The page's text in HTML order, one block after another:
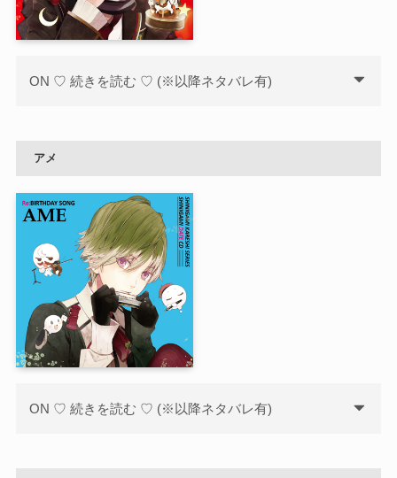
ON ♡ 続きを読む ♡ (※以降ネタバレ有)
アメ
ON ♡ 続きを読む ♡ (※以降ネタバレ有)